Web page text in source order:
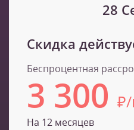
28
Скидка
Беспроцентная
3 300
На 12 месяцев